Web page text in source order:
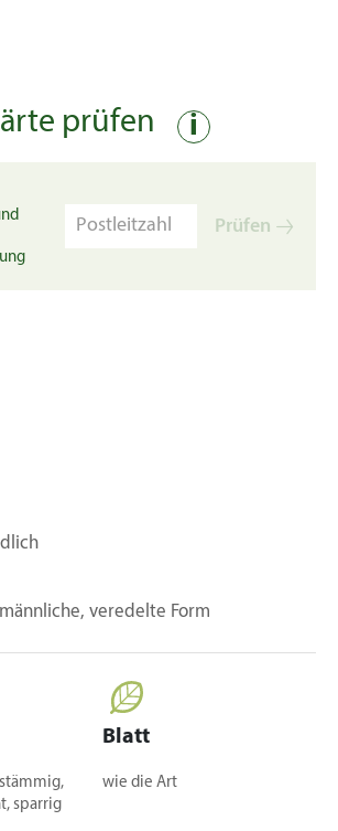
prüfen i
Prüfen
veredelte Form
sparrig
Blatt
wie die Art